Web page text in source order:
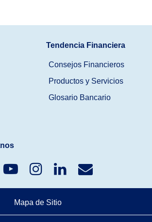
Tendencia Financiera
Consejos Financieros
Productos y Servicios
Glosario Bancario
Mapa de Sitio